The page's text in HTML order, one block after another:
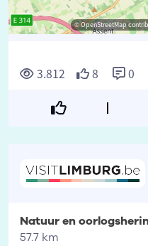
© OpenStreetMap
3.812 8 0
Natuur en
57.7 km